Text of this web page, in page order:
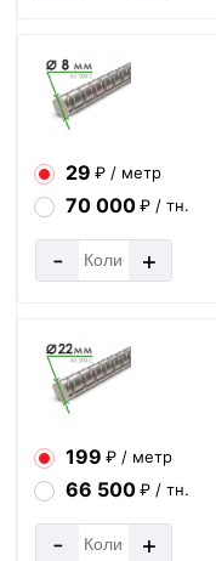
29 ₽ / метр
70 000₽ / тн.
- +
199 ₽ / метр
66 500₽ / тн.
- +